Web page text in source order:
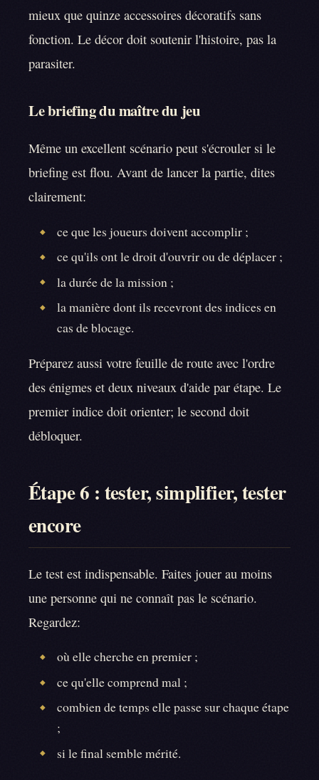
mieux que quinze accessoires décoratifs sans
fonction. Le décor doit soutenir l'histoire, pas la
parasiter.
Le briefing du maître du jeu
Même un excellent scénario peut s'écrouler si le
briefing est flou. Avant de lancer la partie, dites
clairement:
◆ ce que les joueurs doivent accomplir ;
◆ ce qu'ils ont le droit d'ouvrir ou de déplacer ;
◆ la durée de la mission ;
◆
la manière dont ils recevront des indices en
cas de blocage.
Préparez aussi votre feuille de route avec l'ordre
des énigmes et deux niveaux d'aide par étape. Le
premier indice doit orienter; le second doit
débloquer.
Étape 6 : tester, simplifier, tester
encore
Le test est indispensable. Faites jouer au moins
une personne qui ne connaît pas le scénario.
Regardez:
◆ où elle cherche en premier ;
◆ ce qu'elle comprend mal ;
◆
combien de temps elle passe sur chaque étape
;
◆ si le final semble mérité.